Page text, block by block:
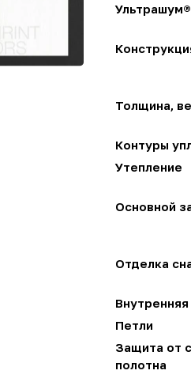
Ультрашум®
Толщина,
Контуры
Утепление
Основной
Отделка
Петли
Защита от
полотна